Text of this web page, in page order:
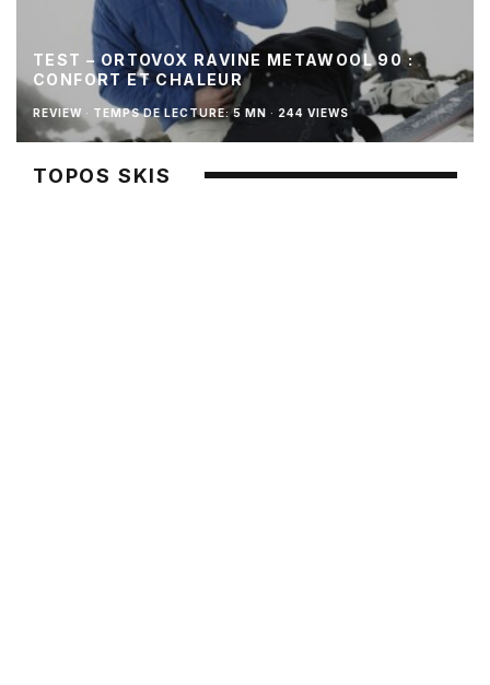
TEST – ORTOVOX RAVINE METAWOOL 90 :
CONFORT ET CHALEUR
REVIEW · TEMPS DE LECTURE: 5 MN · 244 VIEWS
TOPOS SKIS